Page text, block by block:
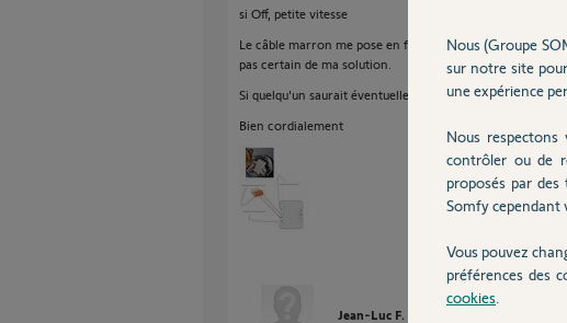
si Off, petite vitesse
Le câble marron me pose en fait problème : je pense qu'il
pas certain de ma solution.
Si quelqu'un saurait éventuellement m'aider ?
Bien cordialement
Jean-Luc F.
Nous (Groupe
sur notre site
une expérience
Nous
contrôler ou de
proposés par
Somfy cependant
Vous pouvez
préférences des
cookies